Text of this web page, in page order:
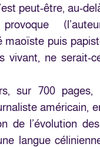
peut-être, au-
provoque
puis
vivant, ne serait-
sur 700
américain,
de l’évolution
langue